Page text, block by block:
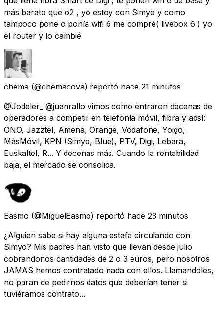
más barato que o2 , yo estoy con Simyo y como
tampoco pone o ponía wifi 6 me compré( livebox 6 ) yo
el router y lo cambié
chema (@chemacova) reportó hace 21 minutos
@Jodeler_ @juanrallo vimos como entraron decenas de
operadores a competir en telefonía móvil, fibra y adsl:
ONO, Jazztel, Amena, Orange, Vodafone, Yoigo,
MásMóvil, KPN (Simyo, Blue), PTV, Digi, Lebara,
Euskaltel, R... Y decenas más. Cuando la rentabilidad
baja, el mercado se consolida.
Easmo (@MiguelEasmo) reportó hace 23 minutos
¿Alguien sabe si hay alguna estafa circulando con
Simyo? Mis padres han visto que llevan desde julio
cobrandonos cantidades de 2 o 3 euros, pero nosotros
JAMAS hemos contratado nada con ellos. Llamandoles,
no paran de pedirnos datos que deberían tener si
tuviéramos contrato...